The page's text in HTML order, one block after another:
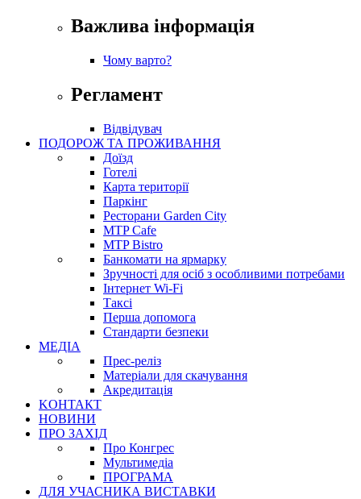
Важлива інформація
Чому варто?
Регламент
Відвідувач
ПОДОРОЖ ТА ПРОЖИВАННЯ
Доїзд
Готелі
Карта території
Паркінг
Ресторани Garden City
MTP Cafe
MTP Bistro
Банкомати на ярмарку
Зручності для осіб з особливими потребами
Інтернет Wi-Fi
Таксі
Перша допомога
Стандарти безпеки
МЕДІА
Прес-реліз
Матеріали для скачування
Акредитація
KОНТАКТ
НОВИНИ
ПРО ЗАХІД
Про Конгрес
Mультимедіа
ПРОГРАМА
ДЛЯ УЧАСНИКА ВИСТАВКИ